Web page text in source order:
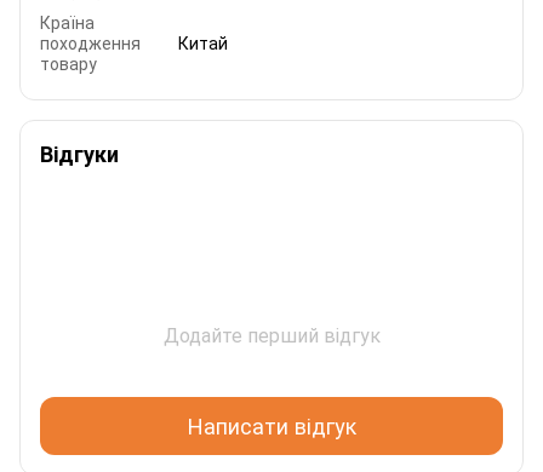
Країна
походження
товару
Китай
Відгуки
Додайте перший відгук
Написати відгук